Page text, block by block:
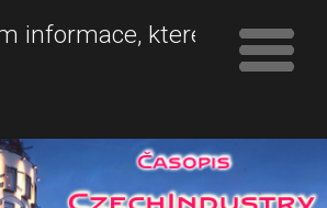
informace, které